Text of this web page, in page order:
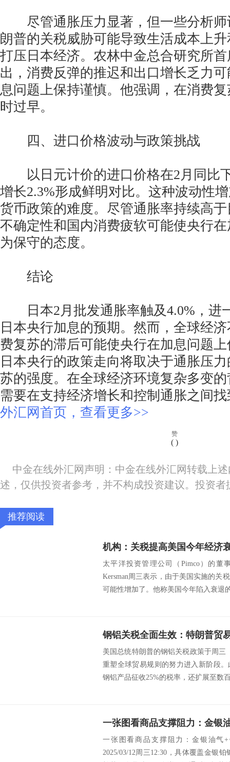
尽管通胀压力显著，但一些分析师
朗普的关税威胁可能导致生活成本上
打压日本经济。农林中金总合研究所
出，消费反弹的推迟和出口增长乏力
息问题上保持谨慎。他强调，在消费
时过早。
四、进口价格波动与政策挑战
以日元计价的进口价格在2月同比
增长2.3%形成鲜明对比。这种波动性
货币政策的难度。尽管通胀率持续高
不确定性和国内消费疲软可能使央行
为保守的态度。
结论
日本2月批发通胀率触及4.0%，进
日本央行加息的预期。然而，全球经
费复苏的滞后可能使央行在加息问题
日本央行的政策走向将取决于通胀压
苏的强度。在全球经济环境复杂多变
需要在支持经济增长和控制通胀之间
外汇网首页，查看更多>>
赞
( )
中金在线外汇网声明：中金在线外汇网转载上
述，仅供投资者参考，并不构成投资建议。投资
推荐阅读
机构：关税提高美国今年经济
太平洋投资管理公司（Pimco）的董
Kersman周三表示，由于美国实施的关
可能性增加了。他称美国今年陷入衰退
钢铝关税全面生效：特朗普贸
美国总统特朗普的钢铝关税政策于周三
重塑全球贸易规则的努力进入新阶段
钢铝产品征收25%的税率，还扩展至数
一张图看商品支撑阻力：金银油气
2025/03/12周三12:30，具体覆盖金银